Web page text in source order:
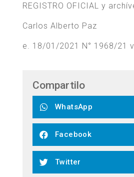
REGISTRO OFICIAL y
Carlos Alberto Paz
e. 18/01/2021 N° 1968/21
Compartilo
WhatsApp
Facebook
Twitter